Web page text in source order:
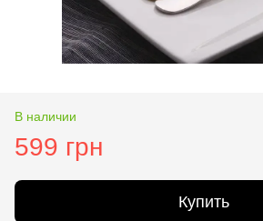
В наличии
599 грн
Купить